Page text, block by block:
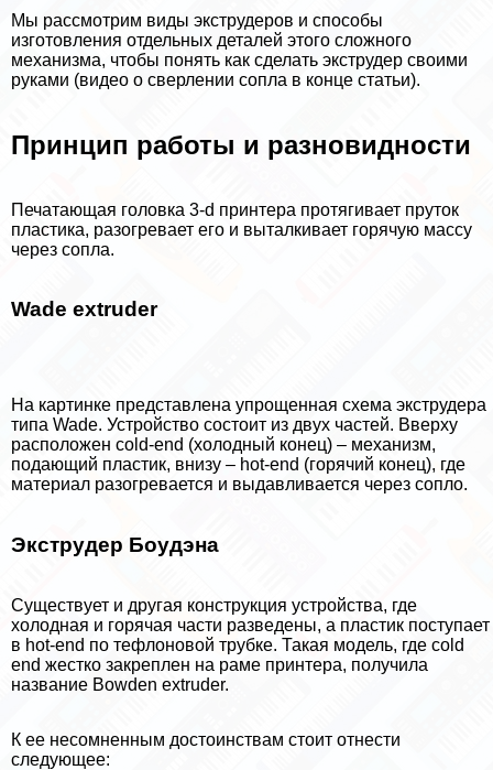
Мы рассмотрим виды экструдеров и способы
изготовления отдельных деталей этого сложного
механизма, чтобы понять как сделать экструдер своими
руками (видео о сверлении сопла в конце статьи).
Принцип работы и разновидности
Печатающая головка 3-d принтера протягивает пруток
пластика, разогревает его и выталкивает горячую массу
через сопла.
Wade extruder
На картинке представлена упрощенная схема экструдера
типа Wade. Устройство состоит из двух частей. Вверху
расположен cold-end (холодный конец) – механизм,
подающий пластик, внизу – hot-end (горячий конец), где
материал разогревается и выдавливается через сопло.
Экструдер Боудэна
Существует и другая конструкция устройства, где
холодная и горячая части разведены, а пластик поступает
в hot-end по тефлоновой трубке. Такая модель, где cold
end жестко закреплен на раме принтера, получила
название Bowden extruder.
К ее несомненным достоинствам стоит отнести
следующее: